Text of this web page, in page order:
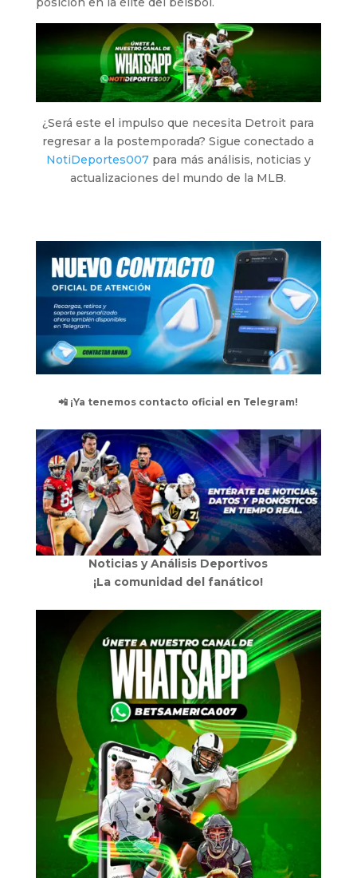
¿Será este el impulso que necesita Detroit para
regresar a la postemporada? Sigue conectado a
NotiDeportes007para más análisis, noticias y
actualizaciones del mundo de la MLB.
📲 ¡Ya tenemos contacto oficial en Telegram!
Noticias y Análisis Deportivos
¡La comunidad del fanático!